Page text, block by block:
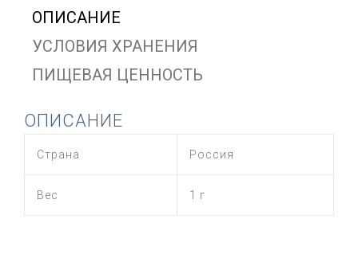
ОПИСАНИЕ
УСЛОВИЯ ХРАНЕНИЯ
ПИЩЕВАЯ ЦЕННОСТЬ
ОПИСАНИЕ
Страна Россия
Вес 1 г